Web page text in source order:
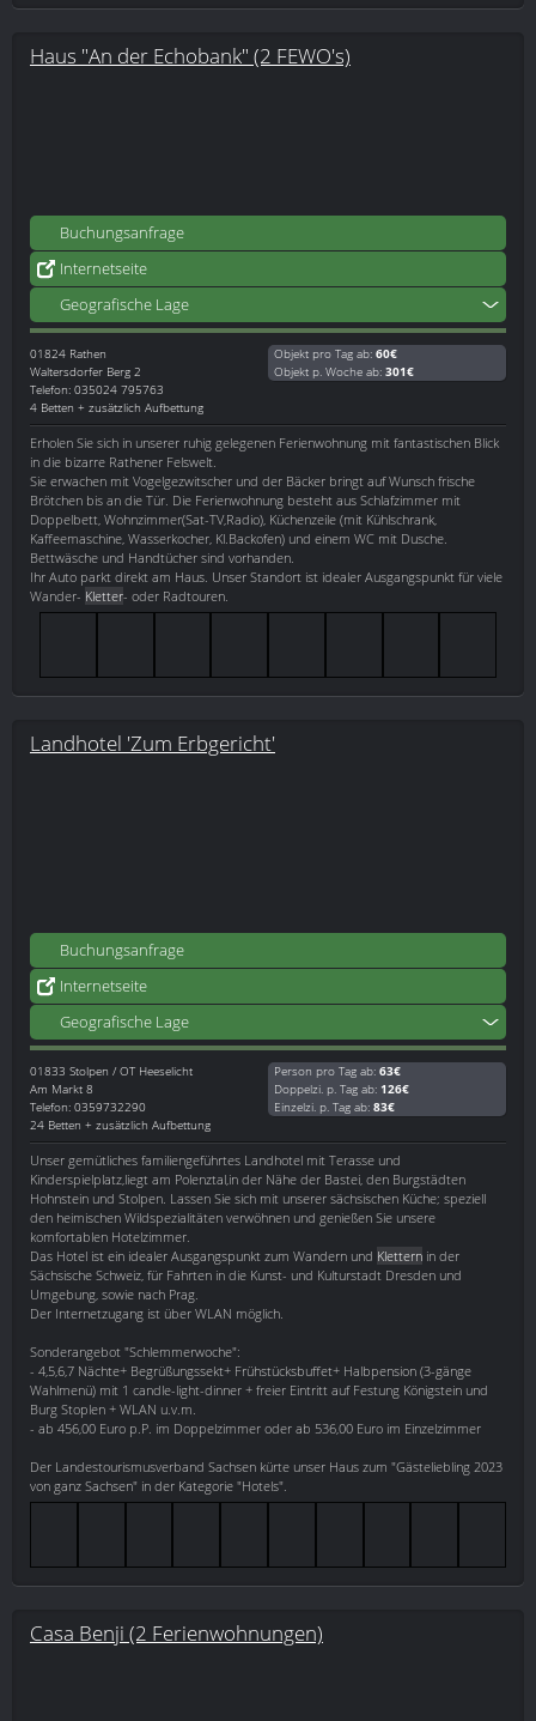
Haus "An der Echobank" (2 FEWO's)
Buchungsanfrage
Internetseite
Geografische Lage
01824 Rathen
Waltersdorfer Berg 2
Telefon: 035024 795763
4 Betten + zusätzlich Aufbettung
Objekt pro Tag ab: 60€
Objekt p. Woche ab: 301€
Erholen Sie sich in unserer ruhig gelegenen Ferienwohnung mit fantastischen Blick
in die bizarre Rathener Felswelt.
Sie erwachen mit Vogelgezwitscher und der Bäcker bringt auf Wunsch frische
Brötchen bis an die Tür. Die Ferienwohnung besteht aus Schlafzimmer mit
Doppelbett, Wohnzimmer(Sat-TV,Radio), Küchenzeile (mit Kühlschrank,
Kaffeemaschine, Wasserkocher, Kl.Backofen) und einem WC mit Dusche.
Bettwäsche und Handtücher sind vorhanden.
Ihr Auto parkt direkt am Haus. Unser Standort ist idealer Ausgangspunkt für viele
Wander- Kletter- oder Radtouren.
Landhotel 'Zum Erbgericht'
Buchungsanfrage
Internetseite
Geografische Lage
01833 Stolpen / OT Heeselicht
Am Markt 8
Telefon: 0359732290
24 Betten + zusätzlich Aufbettung
Person pro Tag ab: 63€
Doppelzi. p. Tag ab: 126€
Einzelzi. p. Tag ab: 83€
Unser gemütliches familiengeführtes Landhotel mit Terasse und
Kinderspielplatz,liegt am Polenztal,in der Nähe der Bastei, den Burgstädten
Hohnstein und Stolpen. Lassen Sie sich mit unserer sächsischen Küche; speziell
den heimischen Wildspezialitäten verwöhnen und genießen Sie unsere
komfortablen Hotelzimmer.
Das Hotel ist ein idealer Ausgangspunkt zum Wandern und Klettern in der
Sächsische Schweiz, für Fahrten in die Kunst- und Kulturstadt Dresden und
Umgebung, sowie nach Prag.
Der Internetzugang ist über WLAN möglich.
Sonderangebot "Schlemmerwoche":
- 4,5,6,7 Nächte+ Begrüßungssekt+ Frühstücksbuffet+ Halbpension (3-gänge
Wahlmenü) mit 1 candle-light-dinner + freier Eintritt auf Festung Königstein und
Burg Stoplen + WLAN u.v.m.
- ab 456,00 Euro p.P. im Doppelzimmer oder ab 536,00 Euro im Einzelzimmer
Der Landestourismusverband Sachsen kürte unser Haus zum "Gästeliebling 2023
von ganz Sachsen" in der Kategorie "Hotels".
Casa Benji (2 Ferienwohnungen)